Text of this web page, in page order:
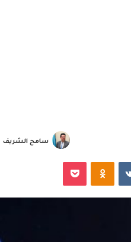
سامح الشريف